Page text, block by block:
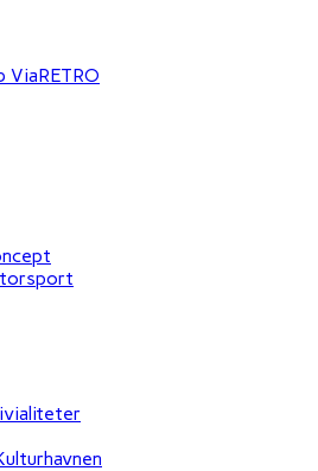
ViaRETRO